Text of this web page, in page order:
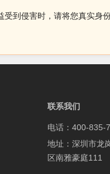
到侵害时，请将您真实
联系我们
电话：400-835-
地址：深圳市龙
区南雅豪庭111